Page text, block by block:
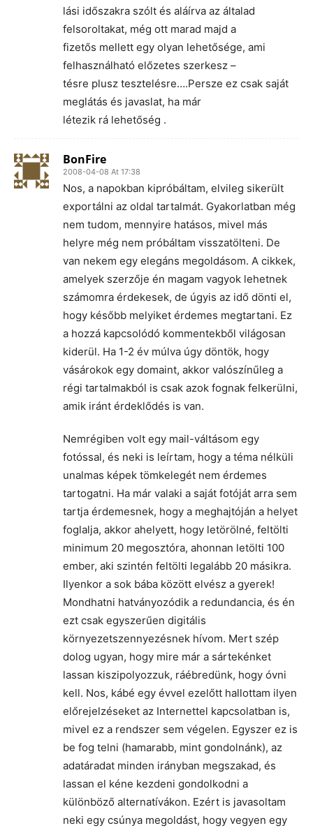
lási időszakra szólt és aláírva az általad
felsoroltakat, még ott marad majd a
fizetős mellett egy olyan lehetősége, ami
felhasználható előzetes szerkesz –
tésre plusz tesztelésre….Persze ez csak saját
meglátás és javaslat, ha már
létezik rá lehetőség .
BonFire
2008-04-08 At 17:38
Nos, a napokban kipróbáltam, elvileg sikerült
exportálni az oldal tartalmát. Gyakorlatban még
nem tudom, mennyire hatásos, mivel más
helyre még nem próbáltam visszatölteni. De
van nekem egy elegáns megoldásom. A cikkek,
amelyek szerzője én magam vagyok lehetnek
számomra érdekesek, de úgyis az idő dönti el,
hogy később melyiket érdemes megtartani. Ez
a hozzá kapcsolódó kommentekből világosan
kiderül. Ha 1-2 év múlva úgy döntök, hogy
vásárokok egy domaint, akkor valószínűleg a
régi tartalmakból is csak azok fognak felkerülni,
amik iránt érdeklődés is van.
Nemrégiben volt egy mail-váltásom egy
fotóssal, és neki is leírtam, hogy a téma nélküli
unalmas képek tömkelegét nem érdemes
tartogatni. Ha már valaki a saját fotóját arra sem
tartja érdemesnek, hogy a meghajtóján a helyet
foglalja, akkor ahelyett, hogy letörölné, feltölti
minimum 20 megosztóra, ahonnan letölti 100
ember, aki szintén feltölti legalább 20 másikra.
Ilyenkor a sok bába között elvész a gyerek!
Mondhatni hatványozódik a redundancia, és én
ezt csak egyszerűen digitális
környezetszennyezésnek hívom. Mert szép
dolog ugyan, hogy mire már a sártekénket
lassan kiszipolyozzuk, ráébredünk, hogy óvni
kell. Nos, kábé egy évvel ezelőtt hallottam ilyen
előrejelzéseket az Internettel kapcsolatban is,
mivel ez a rendszer sem végelen. Egyszer ez is
be fog telni (hamarabb, mint gondolnánk), az
adatáradat minden irányban megszakad, és
lassan el kéne kezdeni gondolkodni a
különböző alternatívákon. Ezért is javasoltam
neki egy csúnya megoldást, hogy vegyen egy